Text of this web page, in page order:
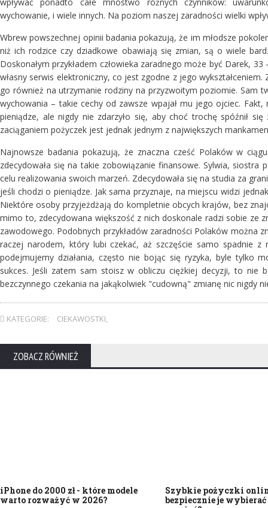
wychowanie, i wiele innych. Na poziom naszej zaradności wielki
Wbrew powszechnej opinii badania pokazują, że im młodsze
niż ich rodzice czy dziadkowe obawiają się zmian, są o wiele
Doskonałym przykładem człowieka zaradnego może być Darek,
własny serwis elektroniczny, co jest zgodne z jego
go również na utrzymanie rodziny na przyzwoitym poziomie. Sam
wychowania – takie cechy od zawsze wpajał mu jego ojciec.
pieniądze, ale nigdy nie zdarzyło się, aby choć trochę spóźnił
zaciąganiem pożyczek jest jednak jednym z największych
Najnowsze badania pokazują, że znaczna cześć Polaków w
zdecydowała się na takie zobowiązanie finansowe. Sylwia,
celu realizowania swoich marzeń. Zdecydowała się na studia za
jeśli chodzi o pieniądze. Jak sama przyznaje, na miejscu widzi
Niektóre osoby przyjeżdżają do kompletnie obcych krajów, bez
mimo to, zdecydowana większość z nich doskonale radzi sobie ze
zawodowego. Podobnych przykładów zaradności Polaków można
raczej narodem, który lubi czekać, aż szczęście samo spadnie z
podejmujemy działania, często nie bojąc się ryzyka, byle tylko
sukces. Jeśli zatem sam stoisz w obliczu ciężkiej decyzji, to nie
bezczynnego czekania na jakąkolwiek "cudowną" zmianę nic nigdy
KATEGORIE: CIEKAWOSTKI,
ZOBACZ RÓWNIEŻ
iPhone do 2000 zł - które modele
warto rozważyć w 2026?
Szybkie pożyczki
bezpiecznie je wybierać